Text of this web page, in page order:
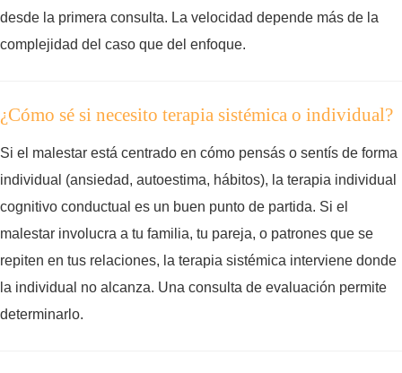
desde la primera consulta. La velocidad depende más de la
complejidad del caso que del enfoque.
¿Cómo sé si necesito terapia sistémica o individual?
Si el malestar está centrado en cómo pensás o sentís de forma
individual (ansiedad, autoestima, hábitos), la terapia individual
cognitivo conductual es un buen punto de partida. Si el
malestar involucra a tu familia, tu pareja, o patrones que se
repiten en tus relaciones, la terapia sistémica interviene donde
la individual no alcanza. Una consulta de evaluación permite
determinarlo.